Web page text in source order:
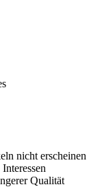
nicht erscheinen
Qualität